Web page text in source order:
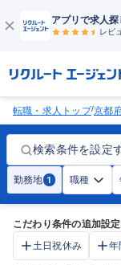
アプリで求人探
レビ
転職・求人トップ/京都
検索条件を設定
勤務地 1 職種
こだわり条件の追加設
土日祝休み
年